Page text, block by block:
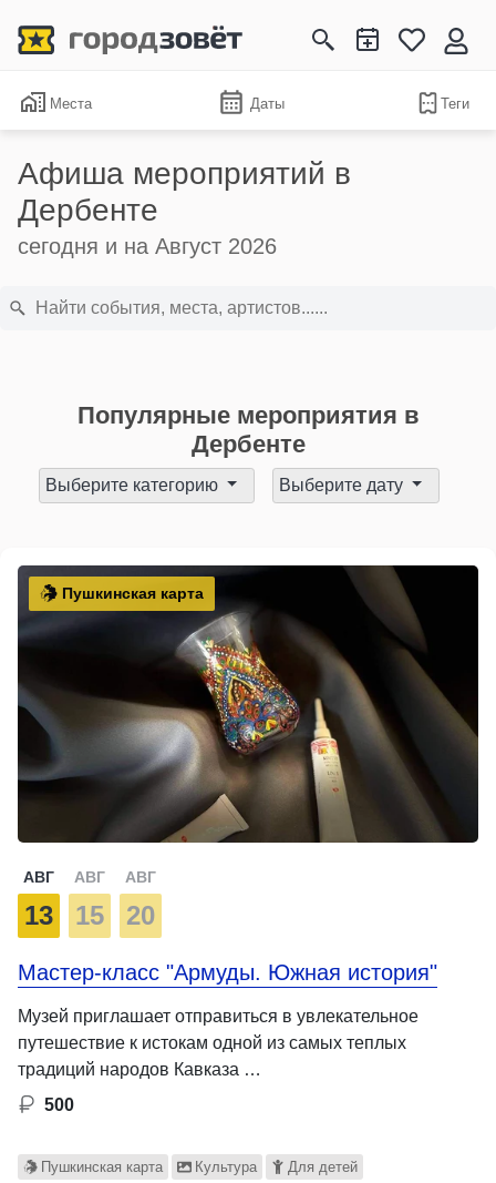
Места Даты Теги
Афиша мероприятий в
Дербенте
сегодня и на Август 2026
Популярные мероприятия в
Дербенте
Выберите категорию Выберите дату
Пушкинская карта
АВГ
13
АВГ
15
АВГ
20
Мастер-класс "Армуды. Южная история"
Музей приглашает отправиться в увлекательное
путешествие к истокам одной из самых теплых
традиций народов Кавказа …
500
Пушкинская карта Культура Для детей